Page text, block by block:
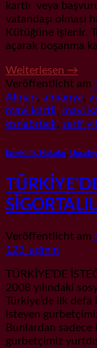
kartlı veya
vatandaşı olması
Kütüğüne işlenir.
açarak boşanma
Weiterlesen →
Veröffentlicht am
Alman, almanya,
mavi kartli, mavi
osnabrück, serif
Emeklilik Hukuku,
Veröffentlicht am
123_admin
TÜRKİYE’DE
2008 yılındaki
Türkiye’de ilk defa
isteyen
Bunlardan sadece
gurbetçimiz